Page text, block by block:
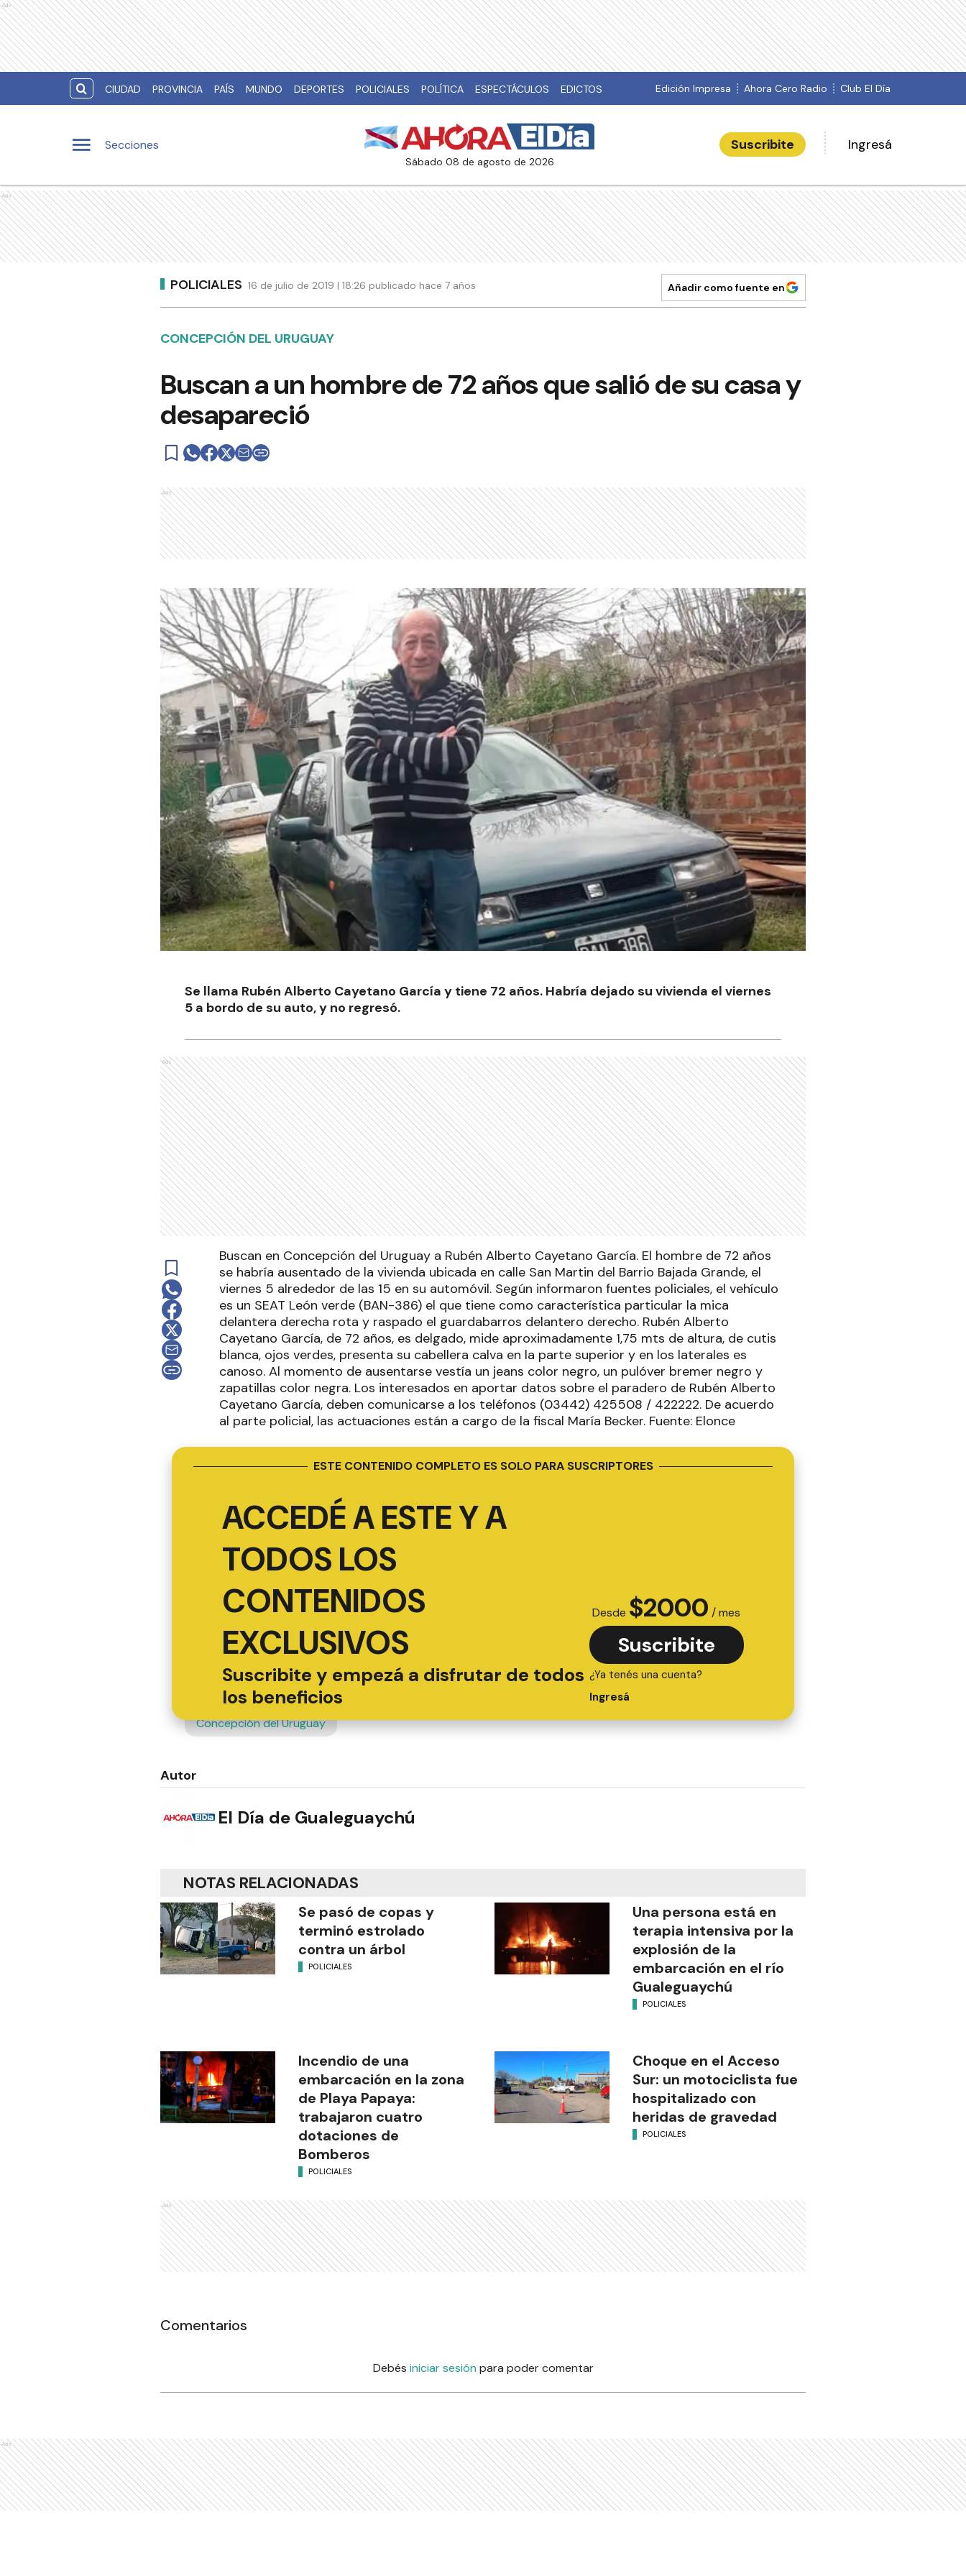
Ads
CIUDAD PROVINCIA PAÍS MUNDO DEPORTES POLICIALES POLÍTICA ESPECTÁCULOS EDICTOS Edición Impresa Ahora Cero Radio Club El Día
Secciones
sábado 08 de agosto de 2026
Suscribite Ingresá
Ads
POLICIALES 16 de julio de 2019 | 18:26 publicado hace 7 años Añadir como fuente en
CONCEPCIÓN DEL URUGUAY
Buscan a un hombre de 72 años que salió de su casa y
desapareció
Ads
Se llama Rubén Alberto Cayetano García y tiene 72 años. Habría dejado su vivienda el viernes
5 a bordo de su auto, y no regresó.
Ads
Buscan en Concepción del Uruguay a Rubén Alberto Cayetano García. El hombre de 72 años
se habría ausentado de la vivienda ubicada en calle San Martin del Barrio Bajada Grande, el
viernes 5 alrededor de las 15 en su automóvil. Según informaron fuentes policiales, el vehículo
es un SEAT León verde (BAN-386) el que tiene como característica particular la mica
delantera derecha rota y raspado el guardabarros delantero derecho. Rubén Alberto
Cayetano García, de 72 años, es delgado, mide aproximadamente 1,75 mts de altura, de cutis
blanca, ojos verdes, presenta su cabellera calva en la parte superior y en los laterales es
canoso. Al momento de ausentarse vestía un jeans color negro, un pulóver bremer negro y
zapatillas color negra. Los interesados en aportar datos sobre el paradero de Rubén Alberto
Cayetano García, deben comunicarse a los teléfonos (03442) 425508 / 422222. De acuerdo
al parte policial, las actuaciones están a cargo de la fiscal María Becker. Fuente: Elonce
ESTE CONTENIDO COMPLETO ES SOLO PARA SUSCRIPTORES
ACCEDÉ A ESTE Y A
TODOS LOS
CONTENIDOS
EXCLUSIVOS
Suscribite y empezá a disfrutar de todos
los beneficios
Desde $2000 / mes
Suscribite
¿Ya tenés una cuenta?
Ingresá
Concepción del Uruguay
Autor
El Día de Gualeguaychú
NOTAS RELACIONADAS
Se pasó de copas y
terminó estrolado
contra un árbol
POLICIALES
Una persona está en
terapia intensiva por la
explosión de la
embarcación en el río
Gualeguaychú
POLICIALES
Incendio de una
embarcación en la zona
de Playa Papaya:
trabajaron cuatro
dotaciones de
Bomberos
POLICIALES
Choque en el Acceso
Sur: un motociclista fue
hospitalizado con
heridas de gravedad
POLICIALES
Ads
Comentarios
Debés iniciar sesión para poder comentar
Ads